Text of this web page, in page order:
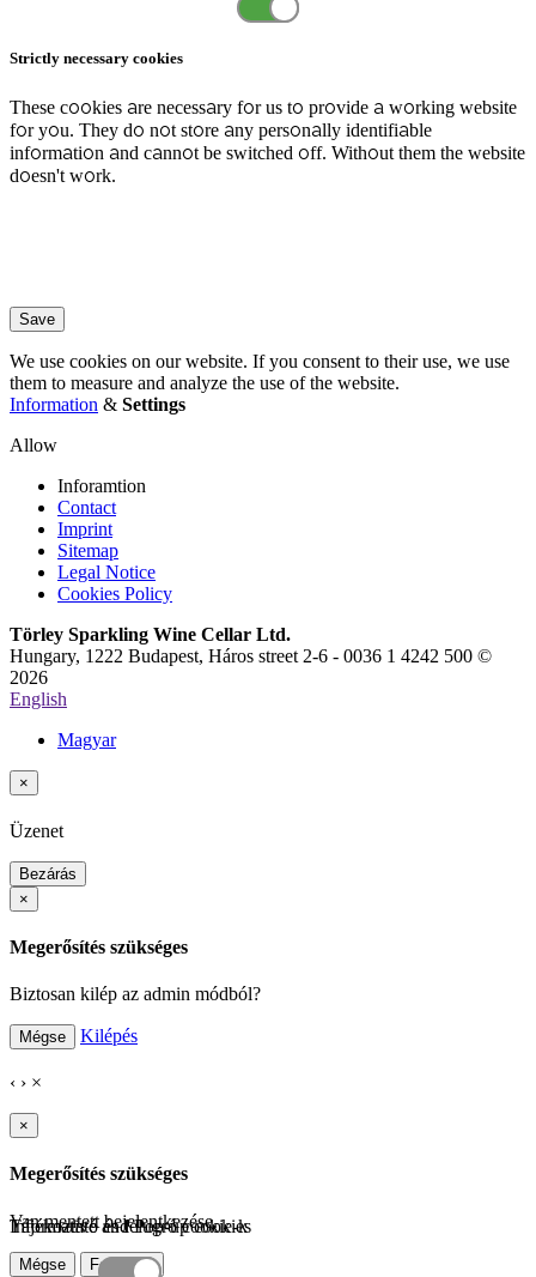
Tájékoztató és felugró cookie-k
Strictly necessary cookies
These cookies are necessary for us to provide a working website
for you. They do not store any personally identifiable
information and cannot be switched off. Without them the website
doesn't work.
Informative and Pop-up cookies
Save
We use cookies on our website. If you consent to their use, we use
them to measure and analyze the use of the website.
Information & Settings
Allow
Inforamtion
Contact
Imprint
Sitemap
Legal Notice
Cookies Policy
Törley Sparkling Wine Cellar Ltd.
Hungary, 1222 Budapest, Háros street 2-6 - 0036 1 4242 500 ©
2026
English
Magyar
×
Üzenet
Bezárás
×
Megerősítés szükséges
Biztosan kilép az admin módból?
Mégse Kilépés
‹ › ×
×
Megerősítés szükséges
Van mentett bejelentkezése.
Mégse Folytatás